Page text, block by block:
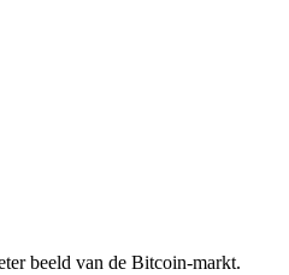
beeld van de Bitcoin-markt.